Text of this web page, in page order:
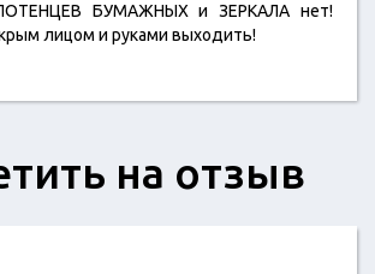
БУМАЖНЫХ и ЗЕРКАЛА нет!
лицом и руками выходить!
на отзыв